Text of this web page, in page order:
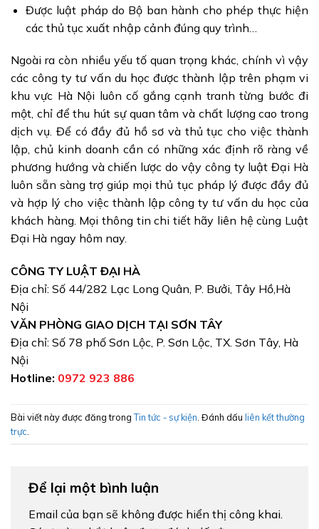
Được luật pháp do Bộ ban hành cho phép thực hiện
các thủ tục xuất nhập cảnh đúng quy trình…
Ngoài ra còn nhiều yếu tố quan trọng khác, chính vì vậy
các công ty tư vấn du học được thành lập trên phạm vi
khu vực Hà Nội luôn cố gắng cạnh tranh từng bước đi
một, chỉ để thu hút sự quan tâm và chất lượng cao trong
dịch vụ. Để có đầy đủ hồ sơ và thủ tục cho việc thành
lập, chủ kinh doanh cần có những xác định rõ ràng về
phương hướng và chiến lược do vậy công ty luật Đại Hà
luôn sẵn sàng trợ giúp mọi thủ tục pháp lý được đầy đủ
và hợp lý cho việc thành lập công ty tư vấn du học của
khách hàng. Mọi thông tin chi tiết hãy liên hệ cùng Luật
Đại Hà ngay hôm nay.
CÔNG TY LUẬT ĐẠI HÀ
Địa chỉ: Số 44/282 Lạc Long Quân, P. Bưởi, Tây Hồ,Hà
Nội
VĂN PHÒNG GIAO DỊCH TẠI SƠN TÂY
Địa chỉ: Số 78 phố Sơn Lộc, P. Sơn Lộc, TX. Sơn Tây, Hà
Nội
Hotline: 0972 923 886
Bài viết này được đăng trongTin tức - sự kiện . Đánh dấu liên kết thường
trực
Để lại một bình luận
Email của bạn sẽ không được hiển thị công khai.